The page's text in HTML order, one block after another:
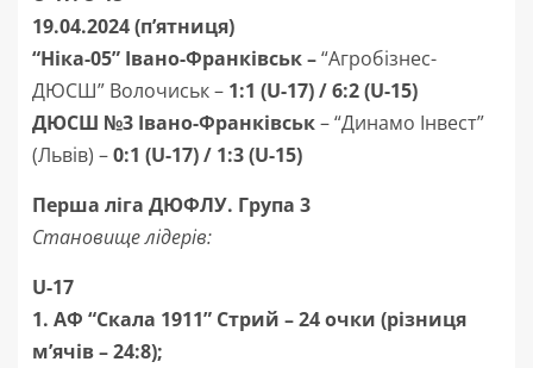
19.04.2024 (п’ятниця)
“Ніка-05” Івано-Франківськ –“Агробізнес-
ДЮСШ” Волочиськ – 1:1 (U-17) / 6:2 (U-15)
ДЮСШ №3 Івано-Франківськ–“Динамо Інвест”
(Львів) –0:1 (U-17) / 1:3 (U-15)
Перша ліга ДЮФЛУ. Група 3
Становище лідерів:
U-17
1. АФ “Скала 1911” Стрий – 24 очки (різниця
м’ячів – 24:8);